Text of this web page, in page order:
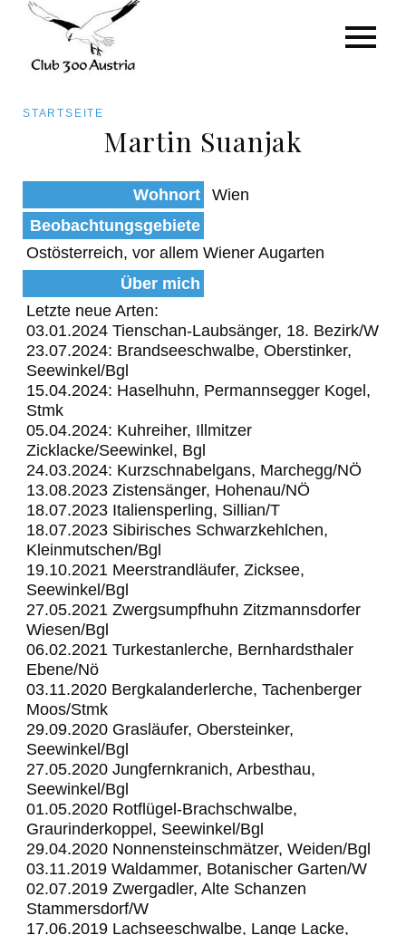
zum
Inhalt
Pfadnavigation
STARTSEITE
Martin Suanjak
Wohnort
Wien
Beobachtungsgebiete
Ostösterreich, vor allem Wiener Augarten
Über mich
Letzte neue Arten:
03.01.2024 Tienschan-Laubsänger, 18. Bezirk/W
23.07.2024: Brandseeschwalbe, Oberstinker,
Seewinkel/Bgl
15.04.2024: Haselhuhn, Permannsegger Kogel,
Stmk
05.04.2024: Kuhreiher, Illmitzer
Zicklacke/Seewinkel, Bgl
24.03.2024: Kurzschnabelgans, Marchegg/NÖ
13.08.2023 Zistensänger, Hohenau/NÖ
18.07.2023 Italiensperling, Sillian/T
18.07.2023 Sibirisches Schwarzkehlchen,
Kleinmutschen/Bgl
19.10.2021 Meerstrandläufer, Zicksee,
Seewinkel/Bgl
27.05.2021 Zwergsumpfhuhn Zitzmannsdorfer
Wiesen/Bgl
06.02.2021 Turkestanlerche, Bernhardsthaler
Ebene/Nö
03.11.2020 Bergkalanderlerche, Tachenberger
Moos/Stmk
29.09.2020 Grasläufer, Obersteinker,
Seewinkel/Bgl
27.05.2020 Jungfernkranich, Arbesthau,
Seewinkel/Bgl
01.05.2020 Rotflügel-Brachschwalbe,
Graurinderkoppel, Seewinkel/Bgl
29.04.2020 Nonnensteinschmätzer, Weiden/Bgl
03.11.2019 Waldammer, Botanischer Garten/W
02.07.2019 Zwergadler, Alte Schanzen
Stammersdorf/W
17.06.2019 Lachseeschwalbe, Lange Lacke,
Art/Species
Status
Kategorie für die Österreich-Liste
Beobachtungen